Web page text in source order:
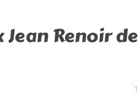
Jean Renoir
1